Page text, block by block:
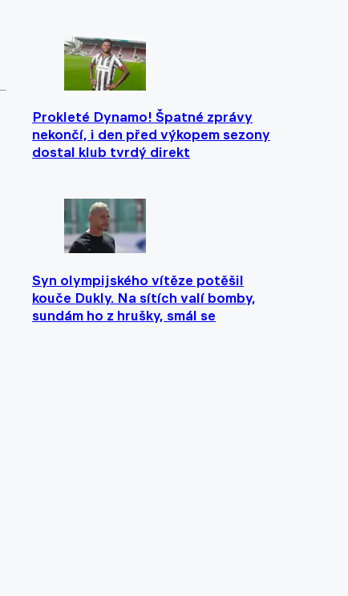
Prokleté Dynamo! Špatné zprávy
nekončí, i den před výkopem sezony
dostal klub tvrdý direkt
Syn olympijského vítěze potěšil
kouče Dukly. Na sítích valí bomby,
sundám ho z hrušky, smál se